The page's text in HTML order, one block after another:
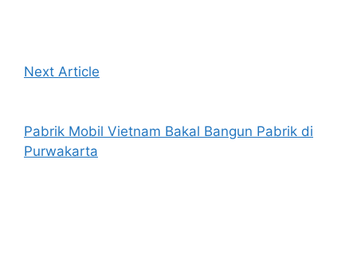
Next Article
Pabrik Mobil Vietnam Bakal Bangun Pabrik di
Purwakarta